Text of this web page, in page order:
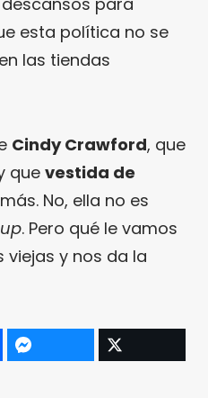
esta política no se
las tiendas
Cindy Crawford, que
que vestida de
No, ella no es
. Pero qué le vamos
viejas y nos da la